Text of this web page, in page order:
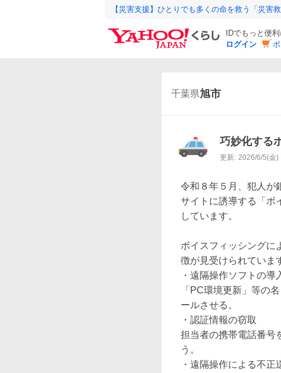
【災害支援】ひとりでも多くの命を救う「災害
IDでもっと便
ログイン
千葉県旭市
巧妙化する
更新: 2026/6/5(金)
令和８年５月、犯人が
サイトに誘導する「ボ
しています。
ボイスフィッシングに
徴が見受けられていま
・遠隔操作ソフトの導
「PC環境更新」等の
ールさせる。
・認証情報の窃取
担当者の携帯電話番号
う。
・遠隔操作による不正